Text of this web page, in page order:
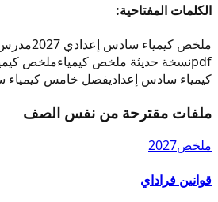
الكلمات المفتاحية:
ملخص كيمياء سادس إعدادي 2027
مدرس
pdfنسخة حديثة ملخص كيمياءملخص
كيمياء سادس إعداديفصل خامس كيمياء
ملفات مقترحة من نفس الصف
ملخص2027
قوانين فراداي